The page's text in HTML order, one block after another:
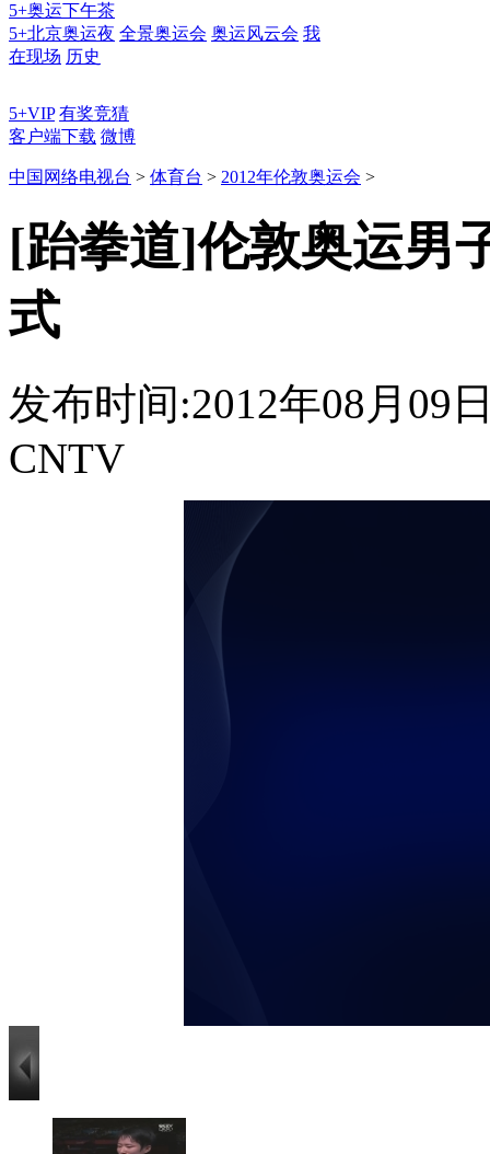
5+奥运下午茶
5+北京奥运夜 全景奥运会 奥运风云会 我
在现场 历史
5+VIP 有奖竞猜
客户端下载 微博
中国网络电视台 > 体育台 > 2012年伦敦奥运会 >
[跆拳道]伦敦奥运男
式
发布时间:2012年08月09
CNTV